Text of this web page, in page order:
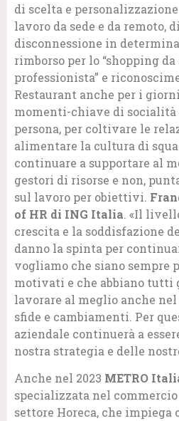
di scelta e
lavoro da sede e da remoto,
disconnessione in
rimborso per lo “shopping
professionista” e
Restaurant anche per i
momenti-chiave di
persona, per coltivare le
alimentare la cultura di
continuare a supportare al
gestori di risorse e non,
sul lavoro per obiettivi.
of HR di ING Italia. «Il
crescita e la soddisfazione
danno la spinta per
vogliamo che siano sempre
motivati e che abbiano
lavorare al meglio anche nel
sfide e cambiamenti. Per
aziendale continuerà a
nostra strategia e delle
Anche nel 2023 METRO
specializzata nel commercio
settore Horeca, che impiega